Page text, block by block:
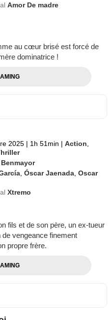
Amor De madre
au cœur brisé est forcé de
dominatrice !
2025 | 1h 51min | Action
,Óscar Jaenada ,Oscar
Xtremo
fils et de son père, un ex-tueur
vengeance finement
propre frère.